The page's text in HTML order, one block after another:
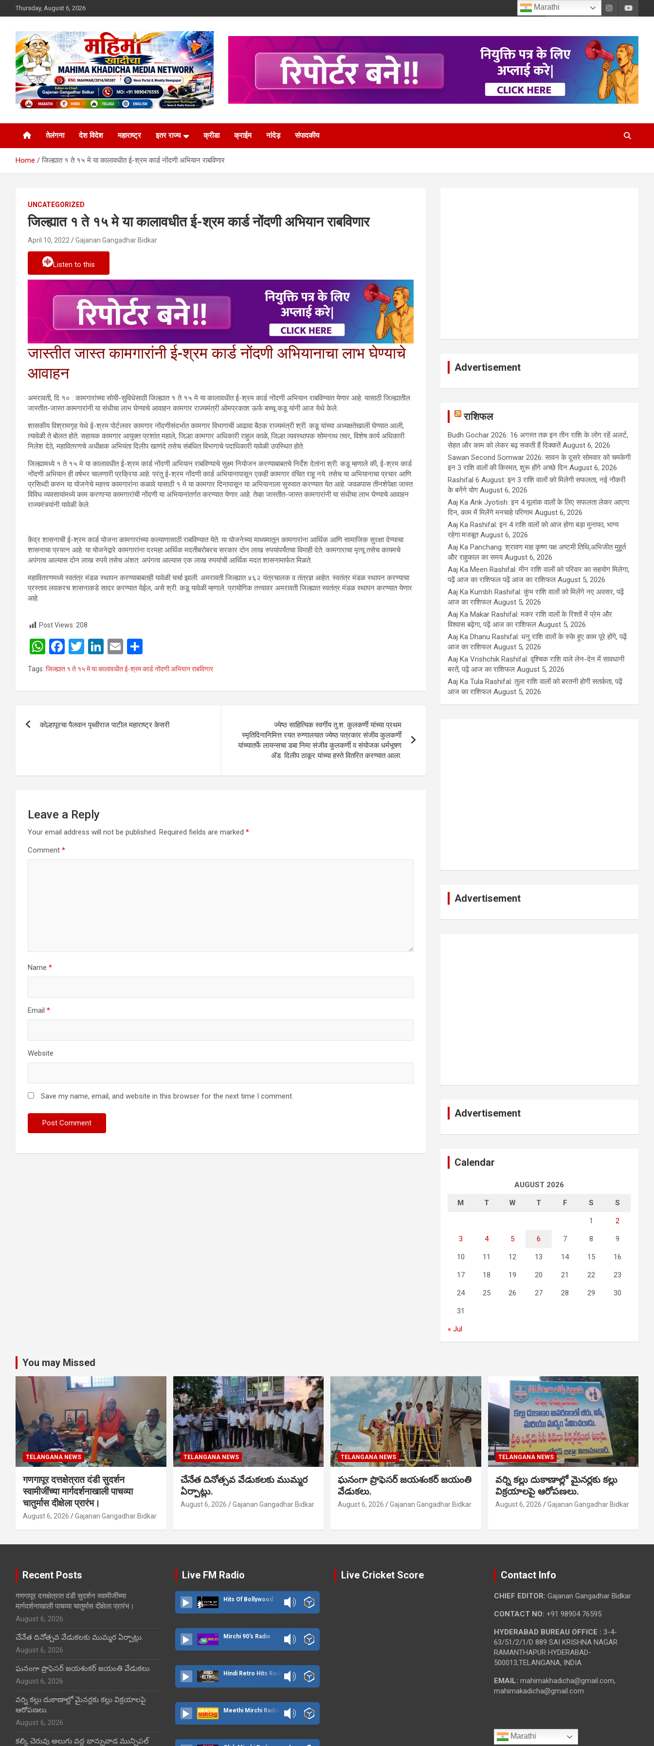
to
Thursday, August 6, 2026
Mahimakhadicha
तेलंगना देश विदेश महाराष्ट्र इतर राज्य क्रीडा क्राईम नांदेड़ संपादकीय
Home जिल्ह्यात १ ते १५ मे या कालावधीत ई-श्रम कार्ड नोंदणी अभियान राबविणार
UNCATEGORIZED
जिल्ह्यात १ ते १५ मे या कालावधीत ई-श्रम कार्ड नोंदणी अभियान राबविणार
April 10, 2022 Gajanan Gangadhar Bidkar
Listen to this
जास्तीत जास्त कामगारांनी ई-श्रम कार्ड नोंदणी अभियानाचा लाभ घेण्याचे
आवाहन
अमरावती, दि १० : कामगारांच्या सोयी-सुविधेसाठी जिल्ह्यात १ ते १५ मे या कालावधीत ई-श्रम कार्ड नोंदणी अभियान राबविण्यात येणार आहे. यासाठी जिल्ह्यातील
जास्तीत-जास्त कामगारांनी या संधीचा लाभ घेण्याचे आवाहन कामगार राज्यमंत्री ओमप्रकाश ऊर्फ बच्चू कडू यांनी आज येथे केले.
शासकीय विश्रामगृह येथे ई-श्रम पोर्टलवर कामगार नोंदणीसंदर्भात कामगार विभागाची आढावा बैठक राज्यमंत्री श्री. कडू यांच्या अध्यक्षतेखाली घेण्यात आली,
त्यावेळी ते बोलत होते. सहायक कामगार आयुक्त प्रशांत महाले, जिल्हा कामगार अधिकारी राहुल काळे, जिल्हा व्यवस्थापक सोमनाथ तवर, विशेष कार्य अधिकारी
निलेश देठे, महावितरणचे अधीक्षक अभियंता दिलीप खाणंदे तसेच संबंधित विभागाचे पदाधिकारी यावेळी उपस्थित होते.
जिल्ह्यामध्ये १ ते १५ मे या कालावधीत ई-श्रम कार्ड नोंदणी अभियान राबविण्याचे सुक्ष्म नियोजन करण्याबाबतचे निर्देश देतांना श्री. कडू म्हणाले की, ई-श्रम कार्ड
नोंदणी अभियान ही वर्षभर चालणारी प्रक्रिया आहे. परंतु ई-श्रम नोंदणी कार्ड अभियानापासून एकही कामगार वंचित राहू नये. तसेच या अभियानाचा प्रचार आणि
प्रसिध्दी करुन या योजनेचे महत्त्व कामगारांना कळावे यासाठी १ मे या कामगार दिनापासून या अभियानाला सुरुवात करण्यात येत आहे. जवळपास तीनशेपेक्षा जास्त
विविध व्यवसायांमध्ये काम करणाऱ्या कामगारांची नोंदणी या अभियानांतर्गत करण्यात येणार आहे. तेव्हा जास्तीत-जास्त कामगारांनी या संधीचा लाभ घेण्याचे आवाहन
राज्यमंत्र्यांनी यावेळी केले.
केंद्र शासनाची ई-श्रम कार्ड योजना कामगारांच्या कल्याणासाठी राबविण्यात येते. या योजनेच्या माध्यमातून कामगारांना आर्थिक आणि सामाजिक सुरक्षा देण्याचा
शासनाचा प्रयत्न आहे. या योजनेद्वारे कामगारांना दरमहा आर्थिक मदतीबरोबरच सरकार दोन लाख रुपयांपर्यंतचा विमाही देते. कामगाराचा मृत्यू तसेच कायमचे
अपंगत्व आल्यास दोन लाख रुपये तसेच अंशत: अपंगत्व आल्यास एक लाख रुपयांची आर्थिक मदत शासनामार्फत मिळते.
महावितरणमध्ये स्वतंत्र मंडळ स्थापन करण्याबाबतही यावेळी चर्चा झाली. अमरावती जिल्ह्यात ४६२ यंत्रचालक व तंत्रज्ञ आहेत. स्वतंत्र मंडळ स्थापन करण्याचा
प्रस्ताव लवकरच शासनाकडे सादर करण्यात येईल, असे श्री. कडू यावेळी म्हणाले. प्रायोगिक तत्त्वावर अमरावती जिल्ह्यात स्वतंत्र मंडळ स्थापन करण्यात येणार
आहे.
Post Views: 208
W
h
at
s
p
F
ce
b
o
T
wi
tt
er
Li
ke
dI
E
m
ail ar
e
Tags: जिल्ह्यात १ ते १५ मे या कालावधीत ई-श्रम कार्ड नोंदणी अभियान राबविणार
navigation
कोल्हापूरचा पैलवान पृथ्वीराज पाटील महाराष्ट्र केसरी
ज्येष्ठ साहित्यिक स्वर्गीय तु.श. कुलकर्णी यांच्या प्रथम
स्मृतिदिनानिमित्त रयत रुग्णालयात ज्येष्ठ पत्रकार संजीव कुलकर्णी
यांच्यातर्फे लायन्सचा डबा निमा संजीव कुलकर्णी व संयोजक धर्मभूषण
ॲड. दिलीप ठाकूर यांच्या हस्ते वितरित करण्यात आला.
Leave a Reply
Your email address will not be published. Required fields are marked *
Comment *
Name *
Email *
Website
Save my name, email, and website in this browser for the next time I comment.
Advertisement
राशिफल
Budh Gochar 2026: 16 अगस्त तक इन तीन राशि के लोग रहें अलर्ट,
सेहत और काम को लेकर बढ़ सकती हैं दिक्कतें August 6, 2026
Sawan Second Somwar 2026: सावन के दूसरे सोमवार को चमकेगी
इन 3 राशि वालों की किस्मत, शुरू होंगे अच्छे दिन August 6, 2026
Rashifal 6 August: इन 3 राशि वालों को मिलेगी सफलता, नई नौकरी
के बनेंगे योग August 6, 2026
Aaj Ka Ank Jyotish: इन 4 मूलांक वालों के लिए सफलता लेकर आएगा
दिन, काम में मिलेंगे मनचाहे परिणाम August 6, 2026
Aaj Ka Rashifal: इन 4 राशि वालों को आज होगा बड़ा मुनाफा, भाग्य
रहेगा मजबूत August 6, 2026
Aaj Ka Panchang: श्रावण माह कृष्ण पक्ष अष्टमी तिथि,अभिजीत मुहूर्त
और राहुकाल का समय August 6, 2026
Aaj Ka Meen Rashifal: मीन राशि वालों को परिवार का सहयोग मिलेगा,
पढ़ें आज का राशिफल पढ़ें आज का राशिफल August 5, 2026
Aaj Ka Kumbh Rashifal: कुंभ राशि वालों को मिलेंगे नए अवसर, पढ़ें
आज का राशिफल August 5, 2026
Aaj Ka Makar Rashifal: मकर राशि वालों के रिश्तों में प्रेम और
विश्वास बढ़ेगा, पढ़ें आज का राशिफल August 5, 2026
Aaj Ka Dhanu Rashifal: धनु राशि वालों के रुके हुए काम पूरे होंगे, पढ़ें
आज का राशिफल August 5, 2026
Aaj Ka Vrishchik Rashifal: वृश्चिक राशि वाले लेन-देन में सावधानी
बरतें, पढ़ें आज का राशिफल August 5, 2026
Aaj Ka Tula Rashifal: तुला राशि वालों को बरतनी होगी सतर्कता, पढ़ें
आज का राशिफल August 5, 2026
Advertisement
Advertisement
Calendar
AUGUST 2026
M T W T F S S
1 2
3 4 5 6 7 8 9
10 11 12 13 14 15 16
17 18 19 20 21 22 23
24 25 26 27 28 29 30
31
« Jul
You may Missed
TELANGANA NEWS
गणगापूर दत्तक्षेत्रात दंडी सुदर्शन
स्वामीजींच्या मार्गदर्शनाखाली पाचव्या
चातुर्मास दीक्षेला प्रारंभ।
August 6, 2026 Gajanan Gangadhar Bidkar
TELANGANA NEWS
చేనేత దినోత్సవ వేడుకలకు ముమ్మర
ఏర్పాట్లు.
August 6, 2026 Gajanan Gangadhar Bidkar
TELANGANA NEWS
ఘనంగా ప్రొఫెసర్ జయశంకర్ జయంతి
వేడుకలు.
August 6, 2026 Gajanan Gangadhar Bidkar
TELANGANA NEWS
వర్ని కల్లు దుకాణాల్లో మైనర్లకు కల్లు
విక్రయాలపై ఆరోపణలు.
August 6, 2026 Gajanan Gangadhar Bidkar
Recent Posts
गणगापूर दत्तक्षेत्रात दंडी सुदर्शन स्वामीजींच्या
मार्गदर्शनाखाली पाचव्या चातुर्मास दीक्षेला प्रारंभ।
August 6, 2026
చేనేత దినోత్సవ వేడుకలకు ముమ్మర ఏర్పాట్లు.
August 6, 2026
ఘనంగా ప్రొఫెసర్ జయశంకర్ జయంతి వేడుకలు.
August 6, 2026
వర్ని కల్లు దుకాణాల్లో మైనర్లకు కల్లు విక్రయాలపై
ఆరోపణలు.
August 6, 2026
కల్కి చెరువు అలుగు వద్ద బాన్సువాడ మున్సిపల్
Live FM Radio
Hits Of Bollywood
Mirchi 90's Radio
Hindi Retro Hits Radio
Meethi Mirchi Radio
Live Cricket Score Contact Info
CHIEF EDITOR: Gajanan Gangadhar Bidkar
CONTACT NO: +91 98904 76595
HYDERABAD BUREAU OFFICE : 3-4-
63/51/2/1/D 889 SAI KRISHNA NAGAR
RAMANTHAPUR HYDERABAD-
500013,TELANGANA, INDIA.
EMAIL: mahimakhadicha@gmail.com,
mahimakadicha@gmail.com
Marathi
Marathi